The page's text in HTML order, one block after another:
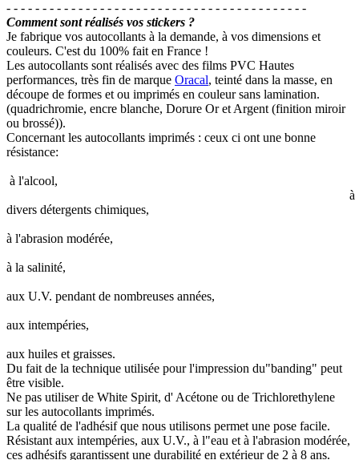
- - - - - - - - - - - - - - - - - - - - - - - - - - - - - - - - - - - - - - - - - -
Comment sont réalisés vos stickers ?
Je fabrique vos autocollants à la demande, à vos dimensions et
couleurs. C'est du 100% fait en France !
Les autocollants sont réalisés avec des films PVC Hautes
performances, très fin de marque Oracal, teinté dans la masse, en
découpe de formes et ou imprimés en couleur sans lamination.
(quadrichromie, encre blanche, Dorure Or et Argent (finition miroir
ou brossé)).
Concernant les autocollants imprimés : ceux ci ont une bonne
résistance:
à l'alcool,
à
divers détergents chimiques,
à l'abrasion modérée,
à la salinité,
aux U.V. pendant de nombreuses années,
aux intempéries,
aux huiles et graisses.
Du fait de la technique utilisée pour l'impression du"banding" peut
être visible.
Ne pas utiliser de White Spirit, d' Acétone ou de Trichlorethylene
sur les autocollants imprimés.
La qualité de l'adhésif que nous utilisons permet une pose facile.
Résistant aux intempéries, aux U.V., à l"eau et à l'abrasion modérée,
ces adhésifs garantissent une durabilité en extérieur de 2 à 8 ans.